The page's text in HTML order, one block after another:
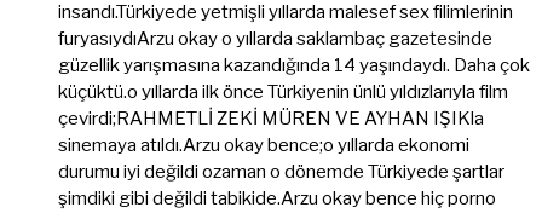
insandı.Türkiyede yetmişli yıllarda malesef sex filimlerinin
furyasıydıArzu okay o yıllarda saklambaç gazetesinde
güzellik yarışmasına kazandığında 14 yaşındaydı. Daha çok
küçüktü.o yıllarda ilk önce Türkiyenin ünlü yıldızlarıyla film
çevirdi;RAHMETLİ ZEKİ MÜREN VE AYHAN IŞIKla
sinemaya atıldı.Arzu okay bence;o yıllarda ekonomi
durumu iyi değildi ozaman o dönemde Türkiyede şartlar
şimdiki gibi değildi tabikide.Arzu okay bence hiç porno